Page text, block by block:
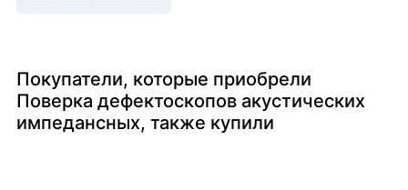
Покупатели, которые приобрели
Поверка дефектоскопов акустических
импедансных, также купили